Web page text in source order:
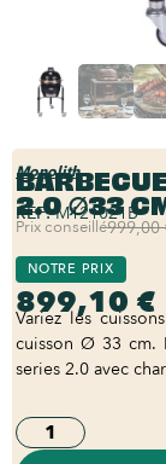
Monolith
2.0 ∅33
REF:M121021B
Prix conseillé999,00
NOTRE PRIX
899,10 €
Variez les
cuisson Ø 33 cm.
series 2.0 avec